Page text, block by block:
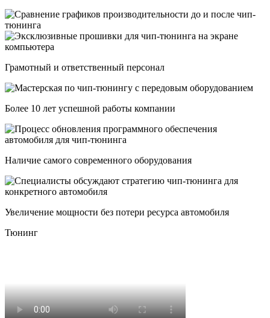
Грамотный и ответственный персонал
Более 10 лет успешной работы компании
Наличие самого современного оборудования
Увеличение мощности без потери ресурса автомобиля
Тюнинг